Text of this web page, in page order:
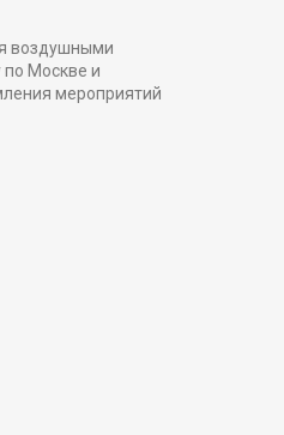
воздушными
Москве и
мероприятий